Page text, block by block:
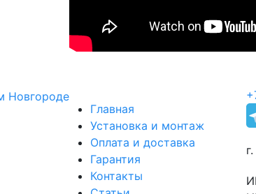
Главная
Установка и монтаж
Оплата и доставка
Гарантия
Контакты